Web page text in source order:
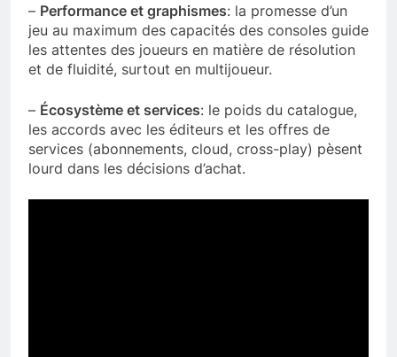
– Performance et graphismes: la promesse d’un
jeu au maximum des capacités des consoles guide
les attentes des joueurs en matière de résolution
et de fluidité, surtout en multijoueur.
– Écosystème et services: le poids du catalogue,
les accords avec les éditeurs et les offres de
services (abonnements, cloud, cross-play) pèsent
lourd dans les décisions d’achat.